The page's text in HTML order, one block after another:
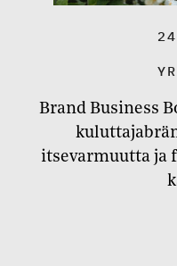
Brand Business
itsevarmuutta ja